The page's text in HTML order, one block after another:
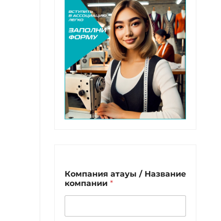
Компания атауы / Название
компании *